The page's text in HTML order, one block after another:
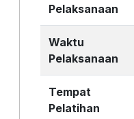
Pelaksanaan
Waktu
Pelaksanaan
Tempat
Pelatihan